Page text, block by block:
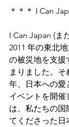
＊＊＊ I Can
I Can Japan (ま
2011 年の東北
の被災地を支援
まりました。そ
年、日本への愛
イベントを開
は、私たちの国
てくださった日